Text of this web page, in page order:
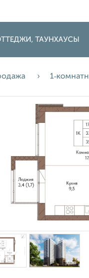
ТАУНХАУСЫ